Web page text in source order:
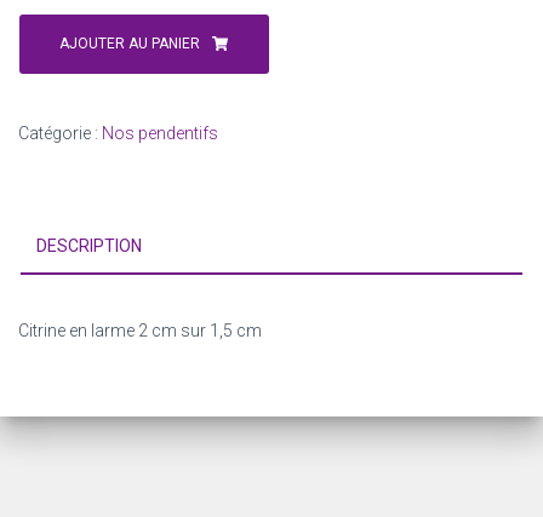
quantité
Pendentif
larme
1,5
cm
AJOUTER AU PANIER
Catégorie : Nos pendentifs
DESCRIPTION
Citrine en larme 2 cm sur 1,5 cm